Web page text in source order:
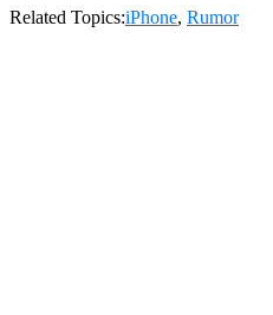
Related Topics:iPhone, Rumor